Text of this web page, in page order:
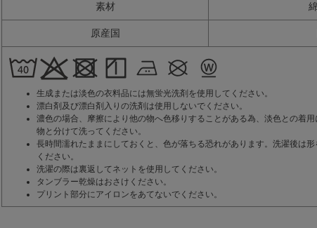
素材
原産国
生成または淡色の衣料品には無蛍光洗剤を使用してください。
漂白剤及び漂白剤入りの洗剤は使用しないでください。
濃色の場合、摩擦により他の物へ色移りすることがある為、淡色との着
物と分けて洗ってください。
長時間濡れたままにしておくと、色が落ちる恐れがあります。洗濯後は
ください。
洗濯の際は裏返してネットを使用してください。
タンブラー乾燥はおさけください。
プリント部分にアイロンをあてないでください。